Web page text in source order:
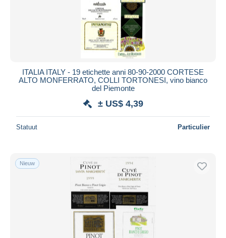
ITALIA ITALY - 19 etichette anni 80-90-2000 CORTESE
ALTO MONFERRATO, COLLI TORTONESI, vino bianco
del Piemonte
± US$ 4,39
Statuut Particulier
Nieuw